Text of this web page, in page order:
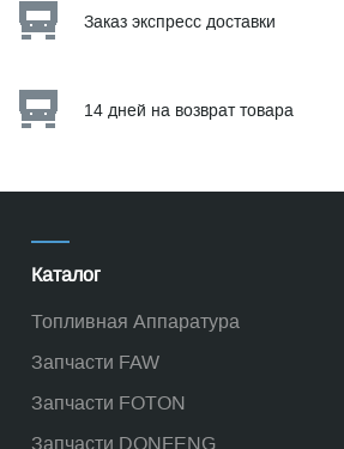
Заказ экспресс доставки
14 дней на возврат товара
Каталог
Топливная Аппаратура
Запчасти FAW
Запчасти FOTON
Запчасти DONFENG